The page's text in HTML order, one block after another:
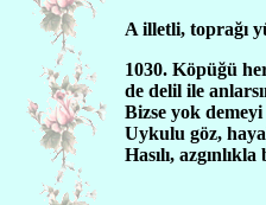
A illetli, toprağı
1030. Köpüğü
de delil ile
Bizse yok
Uykulu göz,
Hasılı,